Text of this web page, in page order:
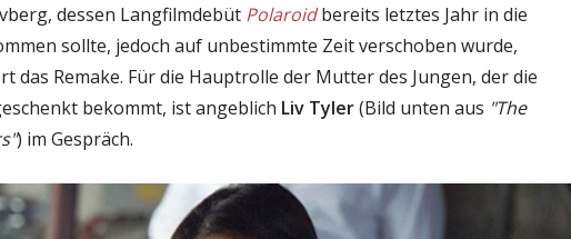
dessen Langfilmdebüt Polaroidbereits letztes Jahr in die
sollte, jedoch auf unbestimmte Zeit verschoben wurde,
das Remake. Für die Hauptrolle der Mutter des Jungen, der die
bekommt, ist angeblich Liv Tyler(Bild unten aus "The
) im Gespräch.